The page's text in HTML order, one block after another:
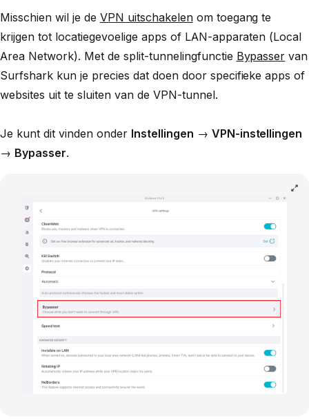
Misschien wil je de VPN uitschakelenom toegang te
krijgen tot locatiegevoelige apps of LAN-apparaten (Local
Area Network). Met de split-tunnelingfunctie Bypasser van
Surfshark kun je precies dat doen door specifieke apps of
websites uit te sluiten van de VPN-tunnel.
Je kunt dit vinden onder Instellingen → VPN-instellingen
→ Bypasser.